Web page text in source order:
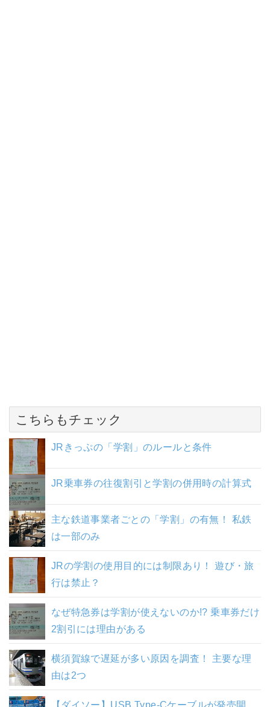
こちらもチェック
JRきっぷの「学割」のルールと条件
JR乗車券の往復割引と学割の併用時の計算式
主な鉄道事業者ごとの「学割」の有無！ 私鉄
は一部のみ
JRの学割の使用目的には制限あり！ 遊び・旅
行は禁止？
なぜ特急券は学割が使えないのか!? 乗車券だけ
2割引には理由がある
横須賀線で遅延が多い原因を調査！ 主要な理
由は2つ
【ダイソー】USB Type-Cケーブルが発売開